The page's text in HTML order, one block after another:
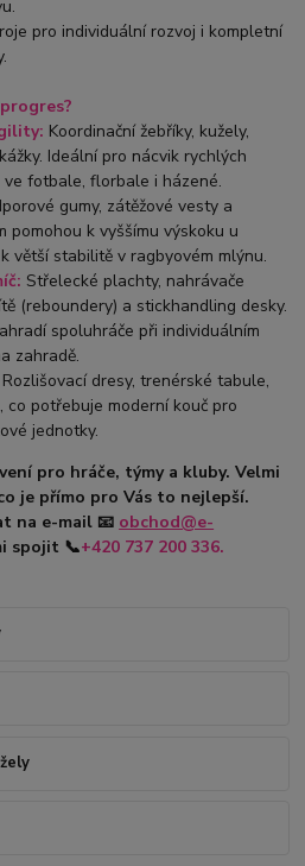
pro individuální rozvoj i kompletní
Koordinační žebříky, kužely,
Ideální pro nácvik rychlých
ve fotbale, florbale i házené.
gumy, zátěžové vesty a
pomohou k vyššímu výskoku u
větší stabilitě v ragbyovém mlýnu.
Střelecké plachty, nahrávače
(reboundery) a stickhandling desky.
spoluhráče při individuálním
zahradě.
Rozlišovací dresy, trenérské tabule,
co potřebuje moderní kouč pro
jednotky.
pro hráče, týmy a kluby. Velmi
je přímo pro Vás to nejlepší.
na e-mail 📧 obchod@e-
spojit 📞+420 737 200 336.